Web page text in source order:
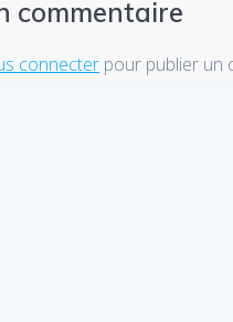
commentaire
connecter pour publier un